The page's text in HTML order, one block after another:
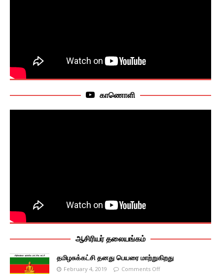
காணொளி
ஆசிரியர் தலையங்கம்
தமிழசுக்கட்சி தனது பெயரை மாற்றுகிறது
February 4, 2019 Comments Off